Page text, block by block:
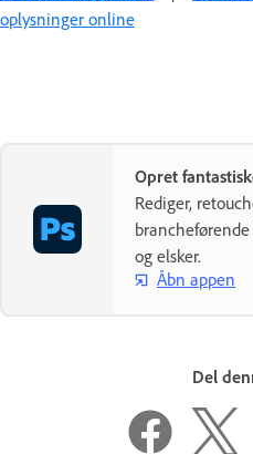
oplysninger online
Opret
Rediger,
og elsker.
Åbn appen
Del